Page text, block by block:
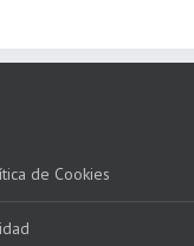
de Cookies